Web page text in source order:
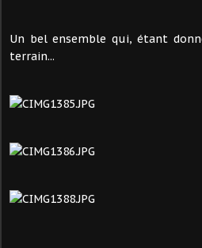
Un bel ensemble qui, étant
terrain...